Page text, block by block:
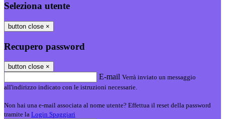
Seleziona utente
button close ×
Recupero password
button close ×
E-mail Verrà inviato un messaggio
all'indirizzo indicato con le istruzioni necessarie.
Non hai una e-mail associata al nome utente? Effettua il reset della password
tramite la Login Spaggiari